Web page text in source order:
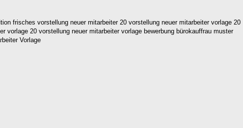
frisches vorstellung neuer mitarbeiter 20 vorstellung neuer mitarbeiter vorlage 20
vorlage 20 vorstellung neuer mitarbeiter vorlage bewerbung bürokauffrau muster